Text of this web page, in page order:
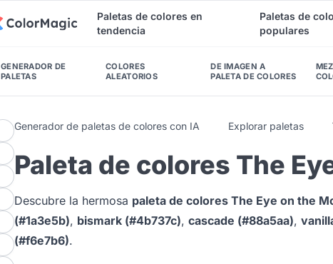
Paletas de colores en
tendencia
Paletas de
populares
GENERADOR DE
PALETAS
COLORES
ALEATORIOS
DE IMAGEN A
PALETA DE COLORES
Generador de paletas de colores con IA Explorar paletas
Paleta de colores The
Descubre la hermosa paleta de colores The Eye on the
(#1a3e5b), bismark (#4b737c), cascade (#88a5aa),
(#f6e7b6).